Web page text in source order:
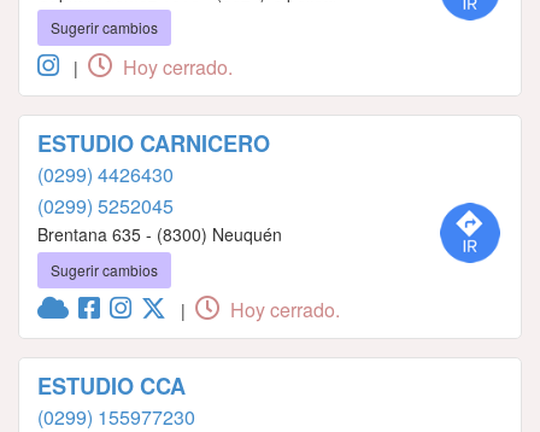
Sugerir cambios
| Hoy cerrado.
ESTUDIO CARNICERO
(0299) 4426430
(0299) 5252045
Brentana 635 - (8300) Neuquén
Sugerir cambios
| Hoy cerrado.
ESTUDIO CCA
(0299) 155977230